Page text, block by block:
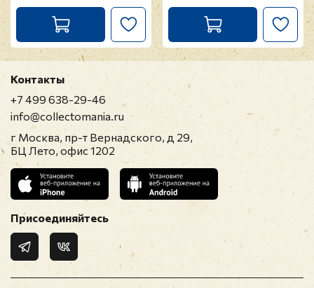
Контакты
+7 499 638-29-46
info@collectomania.ru
г Москва, пр-т Вернадского, д 29,
БЦ Лето, офис 1202
Присоединяйтесь